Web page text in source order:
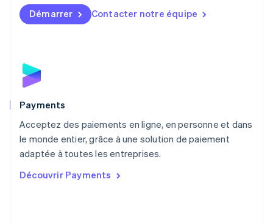
Démarrer Contacter notre équipe
Payments
Acceptez des paiements en ligne, en personne et dans
le monde entier, grâce à une solution de paiement
adaptée à toutes les entreprises.
Découvrir Payments
English简体中文
Malte
Norvège
English
English
NederlandsEnglish
Pologne
English
PortuguêsEnglish